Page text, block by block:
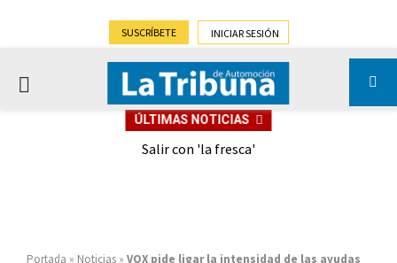
SUSCRÍBETE INICIAR SESIÓN
PRIMARY
ÚLTIMAS NOTICIAS
Salir con 'la fresca'
Portada » Noticias » VOX pide ligar la intensidad de las ayudas